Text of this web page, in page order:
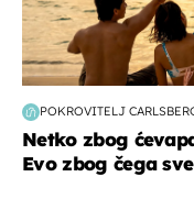
POKROVITELJ
Netko zbog
Evo zbog čega